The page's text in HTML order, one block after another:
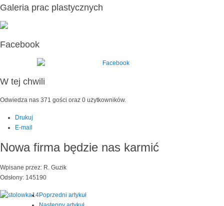
Galeria prac plastycznych
Facebook
W tej chwili
Odwiedza nas 371 gości oraz 0 użytkowników.
Drukuj
E-mail
Nowa firma będzie nas karmić
Wpisane przez: R. Guzik
Odsłony: 145190
Poprzedni artykuł